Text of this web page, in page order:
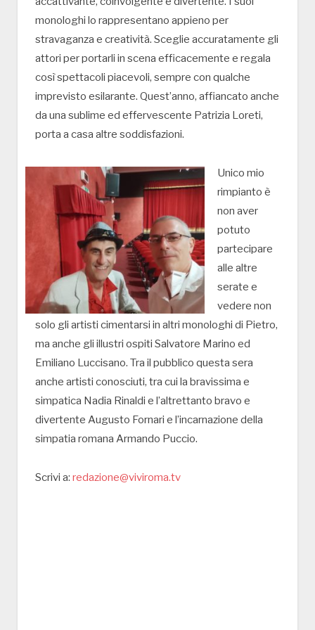
monologhi lo rappresentano appieno per
stravaganza e creatività. Sceglie accuratamente gli
attori per portarli in scena efficacemente e regala
così spettacoli piacevoli, sempre con qualche
imprevisto esilarante. Quest’anno, affiancato anche
da una sublime ed effervescente Patrizia Loreti,
porta a casa altre soddisfazioni.
Unico mio
rimpianto è
non aver
potuto
partecipare
alle altre
serate e
vedere non
solo gli artisti cimentarsi in altri monologhi di Pietro,
ma anche gli illustri ospiti Salvatore Marino ed
Emiliano Luccisano. Tra il pubblico questa sera
anche artisti conosciuti, tra cui la bravissima e
simpatica Nadia Rinaldi e l’altrettanto bravo e
divertente Augusto Fornari e l’incarnazione della
simpatia romana Armando Puccio.
Scrivi a: redazione@viviroma.tv